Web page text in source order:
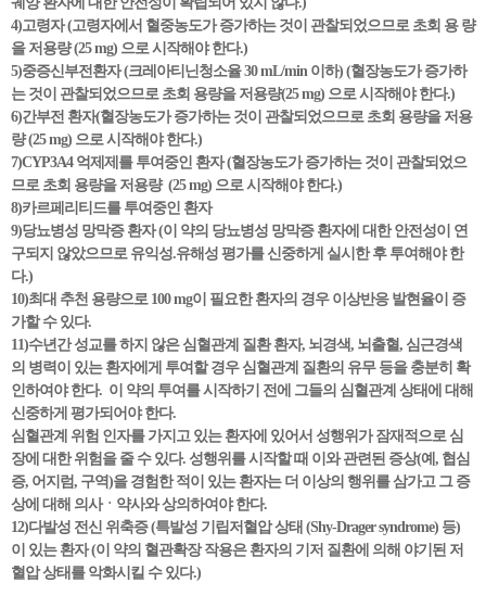
4)고령자 (고령자에서 혈중농도가 증가하는 것이 관찰되었으므로 초회 용 량
을 저용량 (25 mg) 으로 시작해야 한다.)
5)중증신부전환자 (크레아티닌청소율 30 mL/min 이하) (혈장농도가 증가하
는 것이 관찰되었으므로 초회 용량을 저용량(25 mg) 으로 시작해야 한다.)
6)간부전 환자(혈장농도가 증가하는 것이 관찰되었으므로 초회 용량을 저용
량 (25 mg) 으로 시작해야 한다.)
7)CYP3A4 억제제를 투여중인 환자 (혈장농도가 증가하는 것이 관찰되었으
므로 초회 용량을 저용량 (25 mg) 으로 시작해야 한다.)
8)카르페리티드를 투여중인 환자
9)당뇨병성 망막증 환자 (이 약의 당뇨병성 망막증 환자에 대한 안전성이 연
구되지 않았으므로 유익성.유해성 평가를 신중하게 실시한 후 투여해야 한
다.)
10)최대 추천 용량으로 100 mg이 필요한 환자의 경우 이상반응 발현율이 증
가할 수 있다.
11)수년간 성교를 하지 않은 심혈관계 질환 환자, 뇌경색, 뇌출혈, 심근경색
의 병력이 있는 환자에게 투여할 경우 심혈관계 질환의 유무 등을 충분히 확
인하여야 한다. 이 약의 투여를 시작하기 전에 그들의 심혈관계 상태에 대해
신중하게 평가되어야 한다.
심혈관계 위험 인자를 가지고 있는 환자에 있어서 성행위가 잠재적으로 심
장에 대한 위험을 줄 수 있다. 성행위를 시작할 때 이와 관련된 증상(예, 협심
증, 어지럼, 구역)을 경험한 적이 있는 환자는 더 이상의 행위를 삼가고 그 증
상에 대해 의사ㆍ약사와 상의하여야 한다.
12)다발성 전신 위축증 (특발성 기립저혈압 상태 (Shy-Drager syndrome) 등)
이 있는 환자 (이 약의 혈관확장 작용은 환자의 기저 질환에 의해 야기된 저
혈압 상태를 악화시킬 수 있다.)